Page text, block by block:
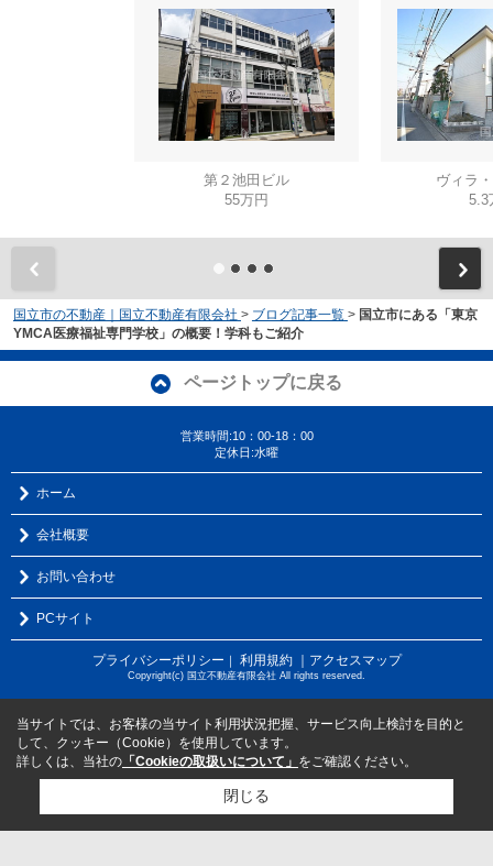
第２池田ビル
55万円
ヴィラ
5.3
国立市の不動産｜国立不動産有限会社 > ブログ記事一覧 > 国立市にある「東京
YMCA医療福祉専門学校」の概要！学科もご紹介
ページトップに戻る
営業時間:10：00-18：00
定休日:水曜
ホーム
会社概要
お問い合わせ
PCサイト
プライバシーポリシー 利用規約 ｜アクセスマップ
Copyright(c) 国立不動産有限会社 All rights reserved.
当サイトでは、お客様の当サイト利用状況把握、サービス向上検討を目的と
して、クッキー（Cookie）を使用しています。
詳しくは、当社の 「Cookieの取扱いについて」 をご確認ください。
閉じる